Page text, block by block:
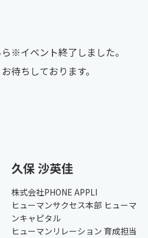
※イベント終了しました。
待ちしております。​
久保 沙英佳
株式会社PHONE APPLI
ヒューマンサクセス本部 ヒューマ
ンキャピタル
ヒューマンリレーション 育成担当